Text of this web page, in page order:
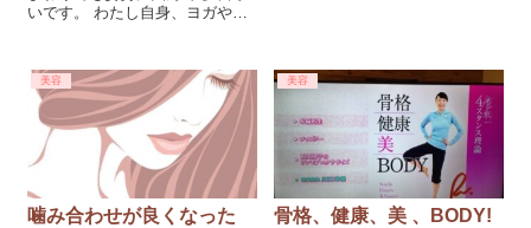
いです。 わたし自身、ヨガやジ
「腕が前にいってます」 「健康
骨寄せて、胸はって」 そうか、
わたし猫背なんだな。
美容
噛み合わせが良くなった
美容
骨格、健康、美 、BODY!